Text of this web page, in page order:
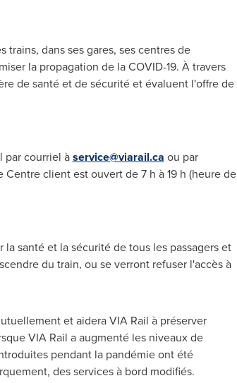
trains, dans ses gares, ses centres de
la propagation de la COVID-19. À travers
de santé et de sécurité et évaluent l'offre de
par courriel àservice@viarail.ca ou par
Centre client est ouvert de 7 h à 19 h (heure de
santé et la sécurité de tous les passagers et
du train, ou se verront refuser l'accès à
et aidera VIA Rail à préserver
VIA Rail a augmenté les niveaux de
pendant la pandémie ont été
des services à bord modifiés.